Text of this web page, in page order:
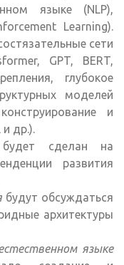
языке (NLP),
Learning).
сети
GPT, BERT,
глубокое
моделей
и
и др.).
сделан на
развития
будут обсуждаться
архитектуры
языке